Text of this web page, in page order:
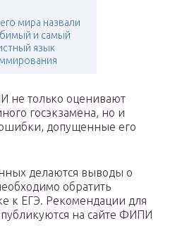
мира назвали
и самый
язык
не только оценивают
госэкзамена, но и
допущенные его
делаются выводы о
обратить
к ЕГЭ. Рекомендации для
на сайте ФИПИ